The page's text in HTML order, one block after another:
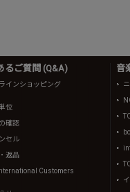
るご質問 (Q&A)
インショッピング
位
確認
セル
返品
Customers
音